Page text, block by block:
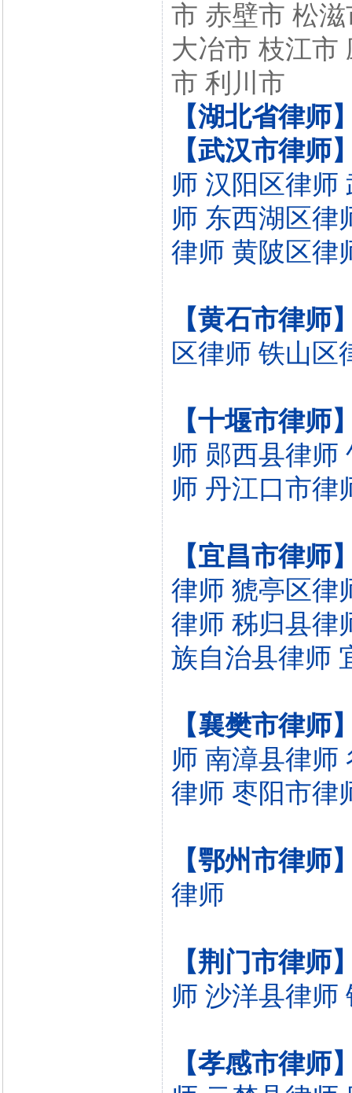
市 赤壁市 松
大冶市 枝江市
市 利川市
【湖北省律师
【武汉市律师
师 汉阳区律师
师 东西湖区律
律师 黄陂区律
【黄石市律师
区律师 铁山区
【十堰市律师
师 郧西县律师
师 丹江口市律
【宜昌市律师
律师 猇亭区律
律师 秭归县律
族自治县律师
【襄樊市律师
师 南漳县律师
律师 枣阳市律
【鄂州市律师
律师
【荆门市律师
师 沙洋县律师
【孝感市律师